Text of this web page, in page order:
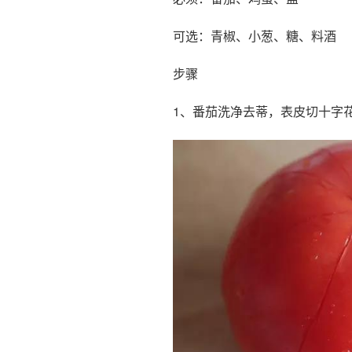
可选：青椒、小葱、糖、料酒
步骤
1、番茄洗净去蒂，表皮切十字